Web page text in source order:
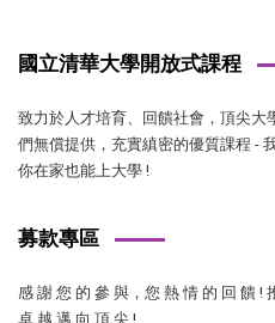
國立清華大學開放式課程
致力於人才培育、回饋社會，頂尖大
們無償提供，充實縝密的優質課程 -
你在家也能上大學 !
募款專區
感 謝 您 的 參 與，您 熱 情 的 回 饋 !
卓 越 邁 向 頂 尖 !